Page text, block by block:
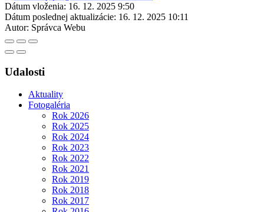
Dátum vloženia: 16. 12. 2025 9:50
Dátum poslednej aktualizácie: 16. 12. 2025 10:11
Autor: Správca Webu
Udalosti
Aktuality
Fotogaléria
Rok 2026
Rok 2025
Rok 2024
Rok 2023
Rok 2022
Rok 2021
Rok 2019
Rok 2018
Rok 2017